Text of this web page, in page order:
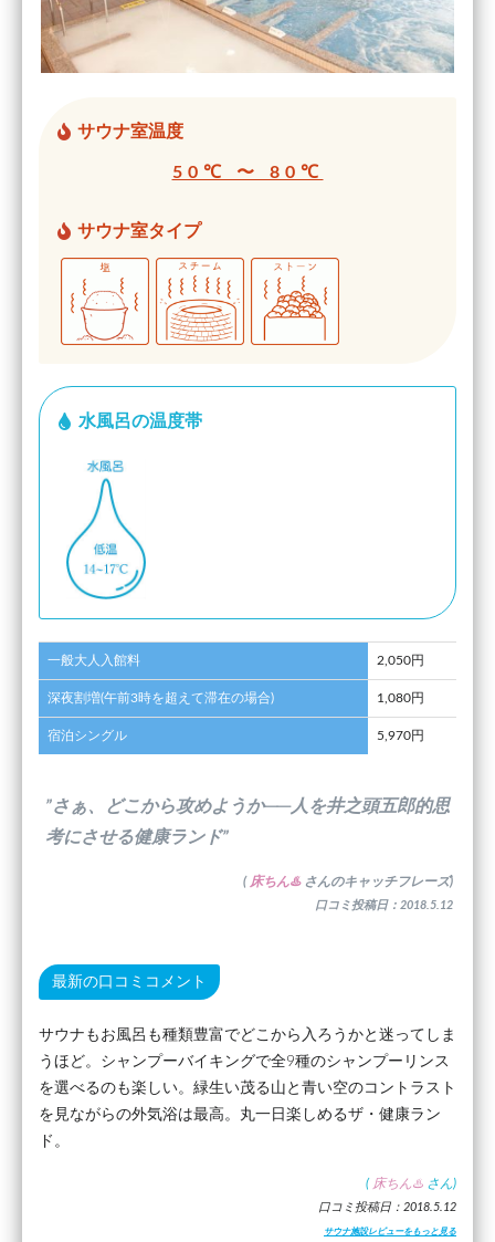
サウナ室温度
50℃ 〜 80℃
サウナ室タイプ
水風呂の温度帯
一般大人入館料 2,050円
深夜割増(午前3時を超えて滞在の場合) 1,080円
宿泊シングル 5,970円
”さぁ、どこから攻めようか──人を井之頭五郎的思
考にさせる健康ランド”
( 床ちん♨️ さんのキャッチフレーズ)
口コミ投稿日：2018.5.12
最新の口コミコメント
サウナもお風呂も種類豊富でどこから入ろうかと迷ってしま
うほど。シャンプーバイキングで全9種のシャンプーリンス
を選べるのも楽しい。緑生い茂る山と青い空のコントラスト
を見ながらの外気浴は最高。丸一日楽しめるザ・健康ラン
ド。
( 床ちん♨️ さん)
口コミ投稿日：2018.5.12
サウナ施設レビューをもっと見る